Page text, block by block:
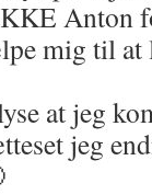
Anton
mig til at
at jeg
jeg